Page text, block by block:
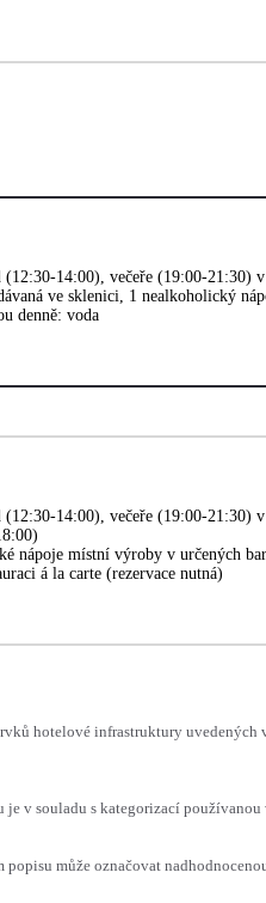
(12:30-14:00), večeře (19:00-21:30)
ve sklenici, 1 nealkoholický
denně: voda
(12:30-14:00), večeře (19:00-21:30)
nápoje místní výroby v určených
á la carte (rezervace nutná)
hotelové infrastruktury uvedených
v souladu s kategorizací
může označovat